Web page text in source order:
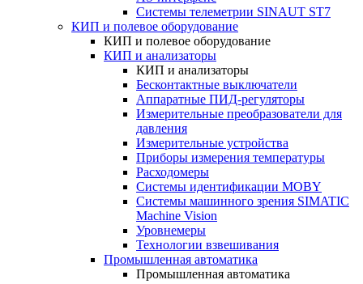
Системы телеметрии SINAUT ST7
КИП и полевое оборудование
КИП и полевое оборудование
КИП и анализаторы
КИП и анализаторы
Бесконтактные выключатели
Аппаратные ПИД-регуляторы
Измерительные преобразователи для
давления
Измерительные устройства
Приборы измерения температуры
Расходомеры
Системы идентификации MOBY
Системы машинного зрения SIMATIC
Machine Vision
Уровнемеры
Технологии взвешивания
Промышленная автоматика
Промышленная автоматика